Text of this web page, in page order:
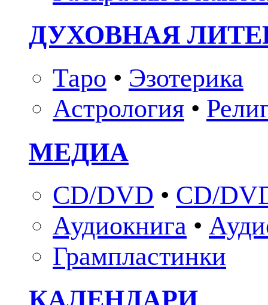
ДУХОВНАЯ
Таро • Эзотерика
Астрология •
МЕДИА
CD/DVD • CD/
Аудиокнига •
Грампластинки